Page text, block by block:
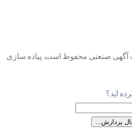
صنعتی محفوظ است. پیاده سازی
اید؟
پردازش...